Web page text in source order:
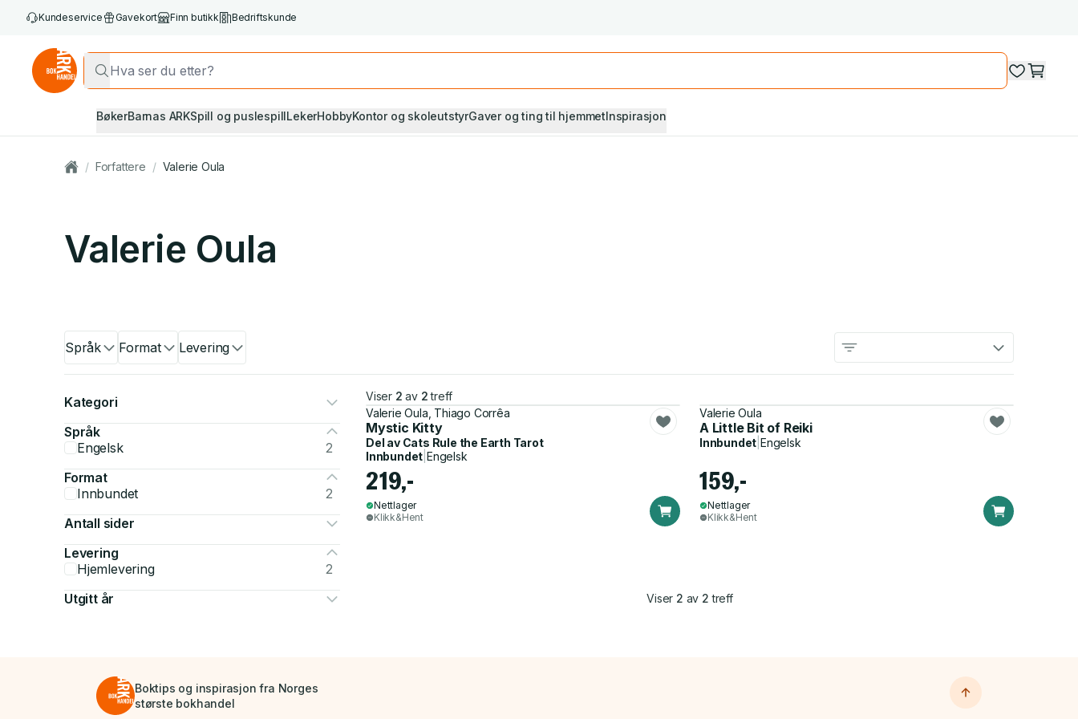
Kundeservice Gavekort Finn butikk Bedriftskunde
BøkerBarnas ARKSpill og puslespillLekerHobbyKontor og skoleutstyrGaver og ting til hjemmetInspirasjon
/ Forfattere / Valerie Oula
Valerie Oula
Språk Format Levering
Kategori
Språk
Engelsk
2
Format
Innbundet
2
Antall sider
Levering
Hjemlevering
2
Utgitt år
Viser 2 av 2 treff
Valerie Oula, Thiago Corrêa
Mystic Kitty
Del av Cats Rule the Earth Tarot
Innbundet |Engelsk
219,-
Nettlager
Klikk&Hent
Valerie Oula
A Little Bit of Reiki
Innbundet |Engelsk
159,-
Nettlager
Klikk&Hent
Viser 2 av 2 treff
Boktips og inspirasjon fra Norges
største bokhandel